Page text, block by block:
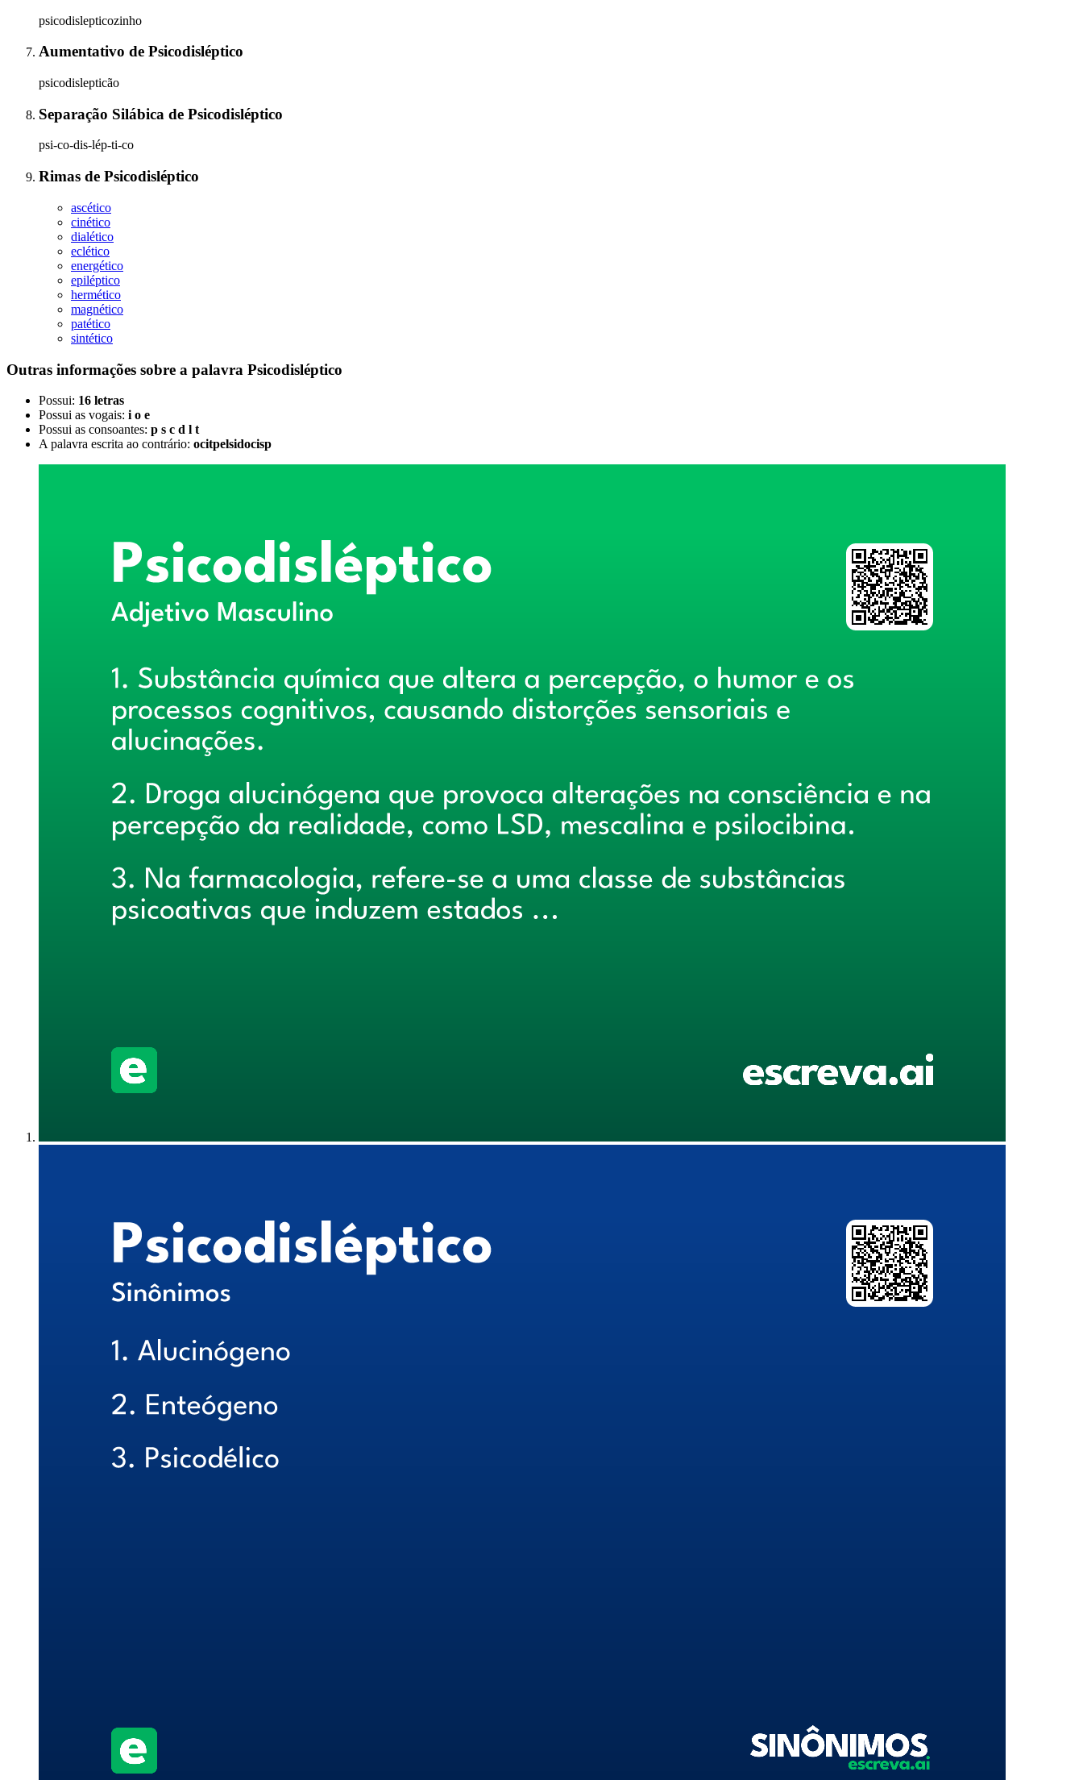
psicodislepticozinho
Aumentativo de Psicodisléptico
psicodislepticão
Separação Silábica de Psicodisléptico
psi-co-dis-lép-ti-co
Rimas de Psicodisléptico
ascético
cinético
dialético
eclético
energético
epiléptico
hermético
magnético
patético
sintético
Outras informações sobre a palavra Psicodisléptico
Possui: 16 letras
Possui as vogais: i o e
Possui as consoantes: p s c d l t
A palavra escrita ao contrário: ocitpelsidocisp